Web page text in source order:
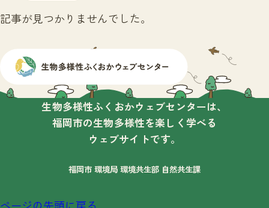
記事が見つかりませんでした。
生物多様性ふくおかウェブセンターは、
福岡市の生物多様性を楽しく学べる
ウェブサイトです。
福岡市 環境局 環境共生部 自然共生課